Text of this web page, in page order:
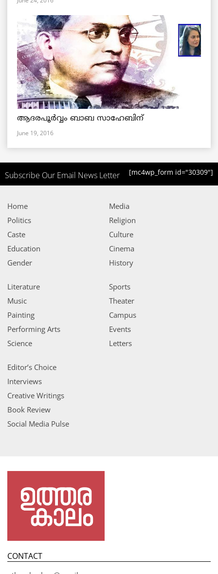
ആദരപൂര്‍വ്വം ബാബ സാഹേബിന്
June 19, 2016
Subscribe Our Email News Letter [mc4wp_form id="30309"]
Home
Politics
Caste
Education
Gender
Media
Religion
Culture
Cinema
History
Literature
Music
Painting
Performing Arts
Science
Sports
Theater
Campus
Events
Letters
Editor’s Choice
Interviews
Creative Writings
Book Review
Social Media Pulse
CONTACT